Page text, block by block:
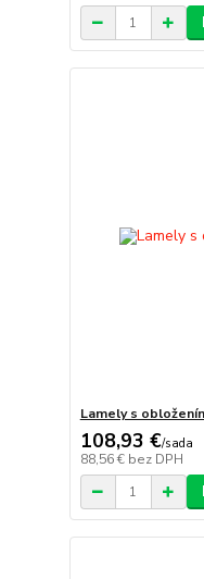
Lamely s
108,93 €/sada
88,56 € bez DPH